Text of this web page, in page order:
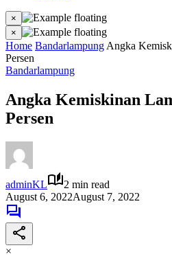
×
×
Home Bandarlampung Angka
Persen
Bandarlampung
Angka Kemiskinan
Persen
adminKL
2 min read
August 6, 2022August 7, 2022
×